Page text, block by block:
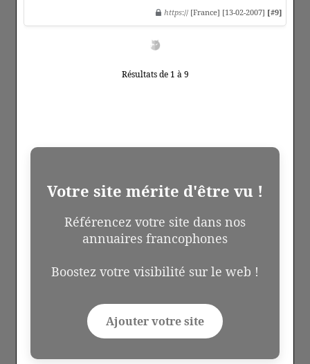
https:// [France] [13-02-2007] [#9]
Résultats de 1 à 9
Votre site mérite d'être vu !
Référencez votre site dans nos
annuaires francophones
Boostez votre visibilité sur le web !
Ajouter votre site